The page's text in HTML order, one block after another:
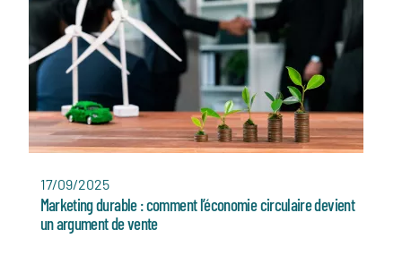
17/09/2025
Marketing durable : comment l’économie circulaire devient
un argument de vente